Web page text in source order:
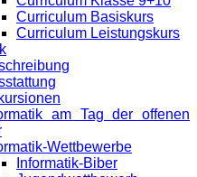
Curriculum Basiskurs
Curriculum Leistungskurs
am Tag der offenen
Wettbewerbe
Informatik-Biber